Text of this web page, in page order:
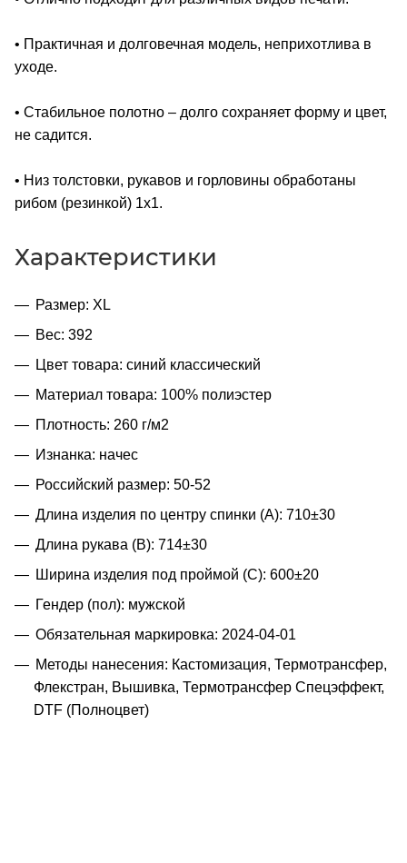
• Практичная и долговечная модель, неприхотлива в
уходе.
• Стабильное полотно – долго сохраняет форму и цвет,
не садится.
• Низ толстовки, рукавов и горловины обработаны
рибом (резинкой) 1x1.
Характеристики
Размер: XL
Вес: 392
Цвет товара: синий классический
Материал товара: 100% полиэстер
Плотность: 260 г/м2
Изнанка: начес
Российский размер: 50-52
Длина изделия по центру спинки (A): 710±30
Длина рукава (B): 714±30
Ширина изделия под проймой (С): 600±20
Гендер (пол): мужской
Обязательная маркировка: 2024-04-01
Методы нанесения: Кастомизация, Термотрансфер,
Флекстран, Вышивка, Термотрансфер Спецэффект,
DTF (Полноцвет)